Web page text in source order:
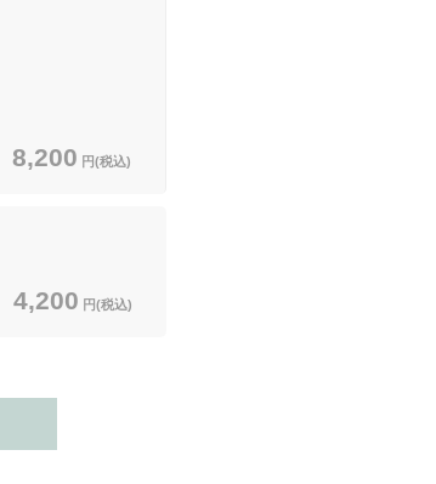
8,200 円(税込)
4,200 円(税込)